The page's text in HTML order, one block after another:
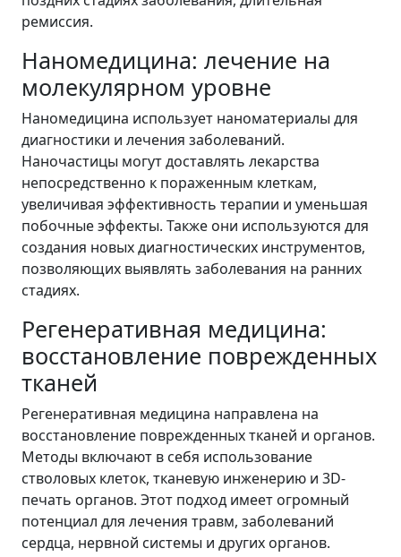
ремиссия.
Наномедицина: лечение на
молекулярном уровне
Наномедицина использует наноматериалы для
диагностики и лечения заболеваний.
Наночастицы могут доставлять лекарства
непосредственно к пораженным клеткам,
увеличивая эффективность терапии и уменьшая
побочные эффекты. Также они используются для
создания новых диагностических инструментов,
позволяющих выявлять заболевания на ранних
стадиях.
Регенеративная медицина:
восстановление поврежденных
тканей
Регенеративная медицина направлена на
восстановление поврежденных тканей и органов.
Методы включают в себя использование
стволовых клеток, тканевую инженерию и 3D-
печать органов. Этот подход имеет огромный
потенциал для лечения травм, заболеваний
сердца, нервной системы и других органов.